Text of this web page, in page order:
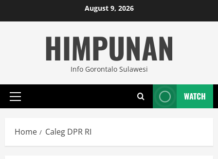
to
August 9, 2026
HIMPUNAN
Info Gorontalo Sulawesi
Primary
WATCH
Home Caleg DPR RI